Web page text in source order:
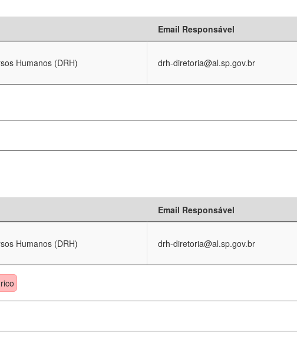
Email Responsável
Humanos (DRH) drh-diretoria@al.sp.gov.br
Email Responsável
Humanos (DRH) drh-diretoria@al.sp.gov.br